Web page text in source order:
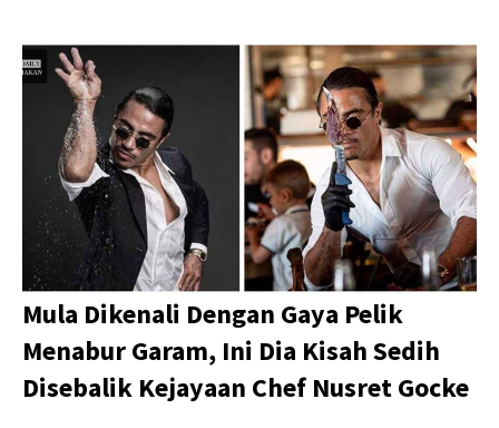
Mula Dikenali Dengan Gaya Pelik
Menabur Garam, Ini Dia Kisah Sedih
Disebalik Kejayaan Chef Nusret Gocke